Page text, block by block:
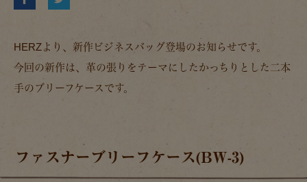
HERZより、新作ビジネスバッグ登場のお知らせです。
今回の新作は、革の張りをテーマにしたかっちりとした二本
手のブリーフケースです。
ファスナーブリーフケース(BW-3)